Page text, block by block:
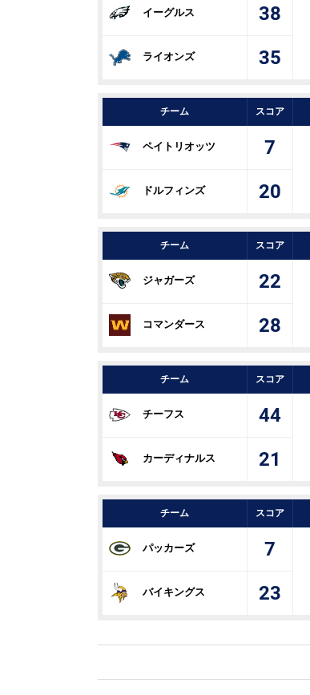
イーグルス 38
ライオンズ 35
チーム スコア
ペイトリオッツ 7
ドルフィンズ 20
チーム スコア
ジャガーズ 22
コマンダース 28
チーム スコア
チーフス 44
カーディナルス 21
チーム スコア
パッカーズ 7
バイキングス 23